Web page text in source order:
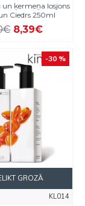
un ķermeņa losjons
Ciedrs 250ml
8,39€
-30 %
KL014
GROZĀ